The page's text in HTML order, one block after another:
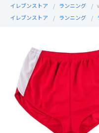
イレブンストア
ランニング
イレブンストア
ランニング